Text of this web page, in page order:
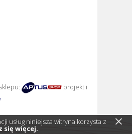
projekt i
usług niniejsza witryna korzysta z
się więcej.